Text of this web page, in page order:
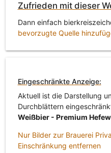
Zufrieden mit dieser
Dann einfach
bevorzugte Quelle
Eingeschränkte Anzeige:
Aktuell ist die Darstellung
Durchblättern
Weißbier - Premium
Nur Bilder zur Brauerei
Einschränkung entfernen